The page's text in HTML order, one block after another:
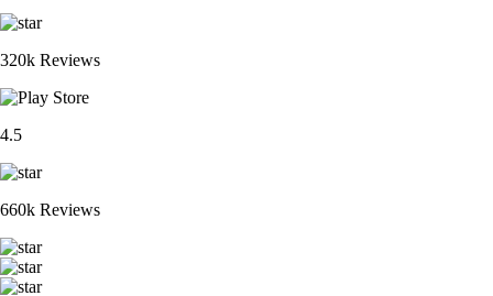
320k Reviews
4.5
660k Reviews